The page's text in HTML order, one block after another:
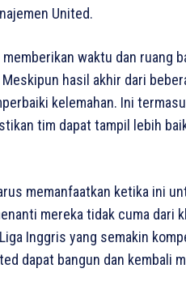
United.
waktu dan ruang
hasil akhir dari
kelemahan. Ini
tim dapat tampil lebih
memanfaatkan ketika ini
mereka tidak cuma
Inggris yang semakin
dapat bangun dan kembali